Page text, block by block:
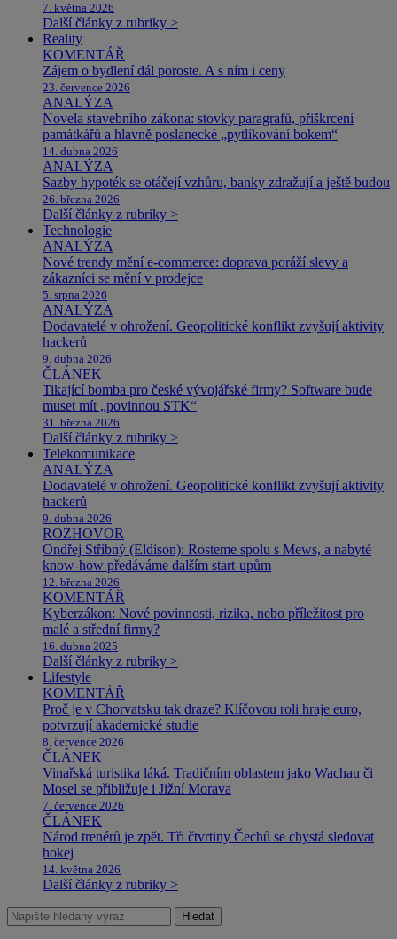
7. května 2026
Další články z rubriky >
Reality
KOMENTÁŘ
Zájem o bydlení dál poroste. A s ním i ceny
23. července 2026
ANALÝZA
Novela stavebního zákona: stovky paragrafů, přiškrcení
památkářů a hlavně poslanecké „pytlíkování bokem“
14. dubna 2026
ANALÝZA
Sazby hypoték se otáčejí vzhůru, banky zdražují a ještě budou
26. března 2026
Další články z rubriky >
Technologie
ANALÝZA
Nové trendy mění e-commerce: doprava poráží slevy a
zákazníci se mění v prodejce
5. srpna 2026
ANALÝZA
Dodavatelé v ohrožení. Geopolitické konflikt zvyšují aktivity
hackerů
9. dubna 2026
ČLÁNEK
Tikající bomba pro české vývojářské firmy? Software bude
muset mít „povinnou STK“
31. března 2026
Další články z rubriky >
Telekomunikace
ANALÝZA
Dodavatelé v ohrožení. Geopolitické konflikt zvyšují aktivity
hackerů
9. dubna 2026
ROZHOVOR
Ondřej Stříbný (Eldison): Rosteme spolu s Mews, a nabyté
know-how předáváme dalším start-upům
12. března 2026
KOMENTÁŘ
Kyberzákon: Nové povinnosti, rizika, nebo příležitost pro
malé a střední firmy?
16. dubna 2025
Další články z rubriky >
Lifestyle
KOMENTÁŘ
Proč je v Chorvatsku tak draze? Klíčovou roli hraje euro,
potvrzují akademické studie
8. července 2026
ČLÁNEK
Vinařská turistika láká. Tradičním oblastem jako Wachau či
Mosel se přibližuje i Jižní Morava
7. července 2026
ČLÁNEK
Národ trenérů je zpět. Tři čtvrtiny Čechů se chystá sledovat
hokej
14. května 2026
Další články z rubriky >
Hledat